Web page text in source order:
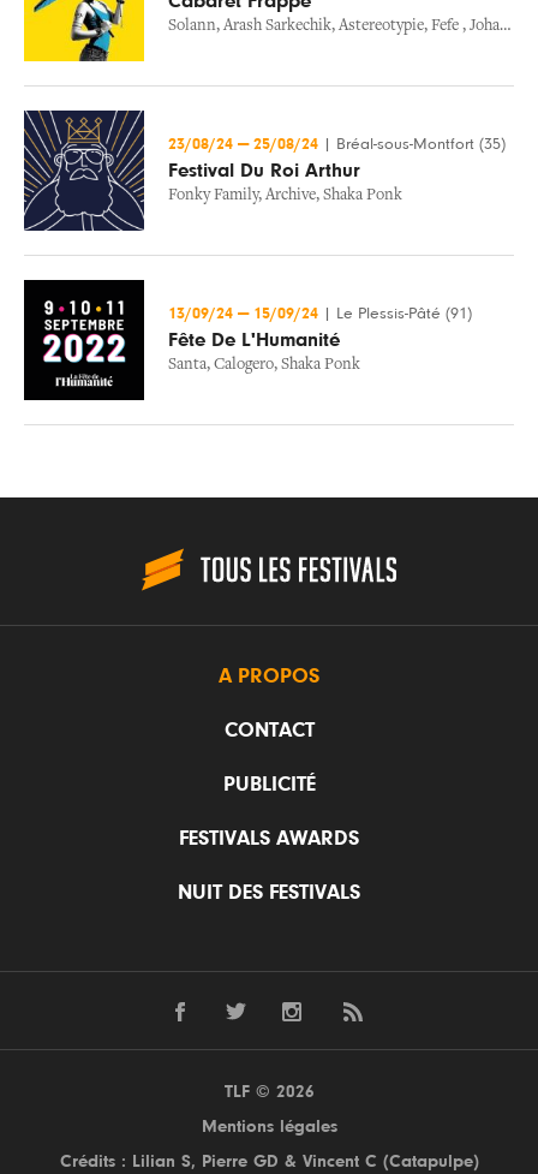
Solann, Arash Sarkechik, Astereotypie, Fefe , Johan Papaconstantino
23/08/24 — 25/08/24 Bréal-sous-Montfort (35)
Festival Du Roi Arthur
Fonky Family, Archive, Shaka Ponk
13/09/24 — 15/09/24 Le Plessis-Pâté (91)
Fête De L'Humanité
Santa, Calogero, Shaka Ponk
A PROPOS
CONTACT
PUBLICITÉ
FESTIVALS AWARDS
NUIT DES FESTIVALS
TLF © 2026
Mentions légales
Crédits : Lilian S, Pierre GD & Vincent C (Catapulpe)